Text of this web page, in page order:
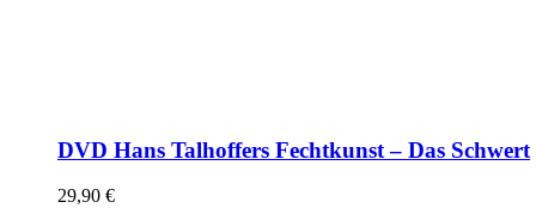
DVD Hans Talhoffers Fechtkunst – Das Schwert
29,90 €